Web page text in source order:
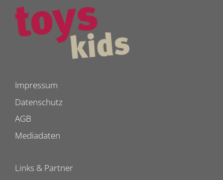
Impressum
Datenschutz
AGB
Mediadaten
Links & Partner